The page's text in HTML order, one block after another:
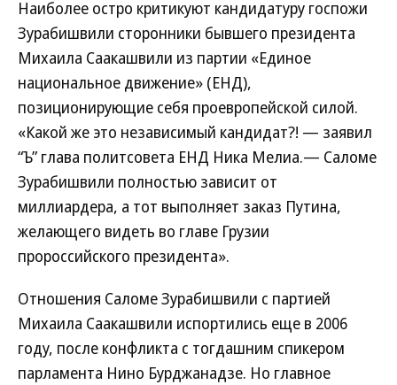
Наиболее остро критикуют кандидатуру госпожи
Зурабишвили сторонники бывшего президента
Михаила Саакашвили из партии «Единое
национальное движение» (ЕНД),
позиционирующие себя проевропейской силой.
«Какой же это независимый кандидат?! — заявил
“Ъ” глава политсовета ЕНД Ника Мелиа.— Саломе
Зурабишвили полностью зависит от
миллиардера, а тот выполняет заказ Путина,
желающего видеть во главе Грузии
пророссийского президента».
Отношения Саломе Зурабишвили с партией
Михаила Саакашвили испортились еще в 2006
году, после конфликта с тогдашним спикером
парламента Нино Бурджанадзе. Но главное